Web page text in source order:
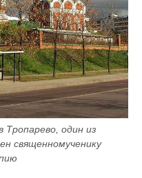
Тропарево, один из
священномученику